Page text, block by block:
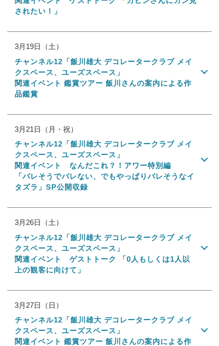
されたい！」
3月19日（土）
チャンネル12「飯川雄大 デコレータークラブ メイ
クスペース、ユーズスペース」
関連イベント 鑑賞ツアー 飯川さんの案内による作
品鑑賞
3月21日（月・祝）
チャンネル12「飯川雄大 デコレータークラブ メイ
クスペース、ユーズスペース」
関連イベント なんだこれ？！アワー特別編
「バレそうでバレない、でもやっぱりバレそうなイ
タズラ」SP公開収録
3月26日（土）
チャンネル12「飯川雄大 デコレータークラブ メイ
クスペース、ユーズスペース」
関連イベント ゲストトーク 「0人もしくは1人以
上の観客に向けて」
3月27日（日）
チャンネル12「飯川雄大 デコレータークラブ メイ
クスペース、ユーズスペース」
関連イベント 鑑賞ツアー 飯川さんの案内による作